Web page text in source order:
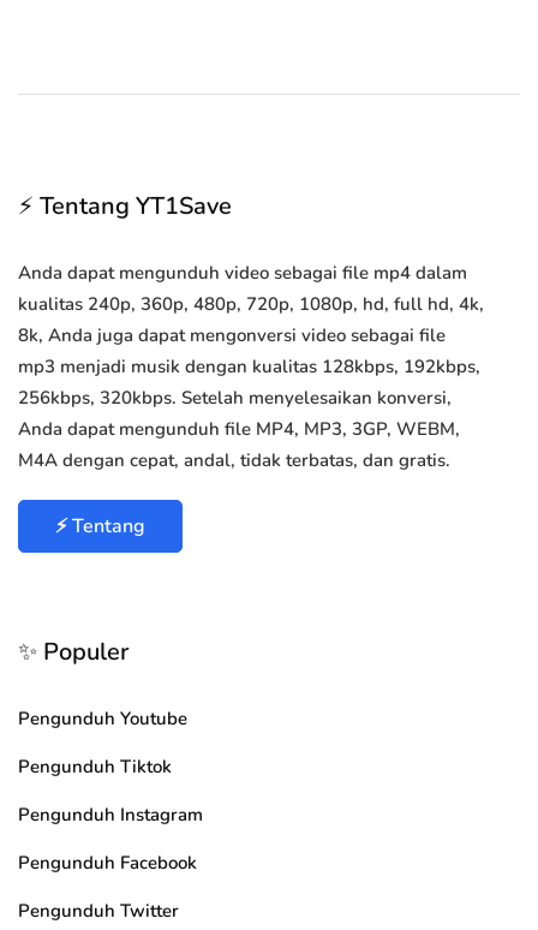
⚡ Tentang YT1Save
Anda dapat mengunduh video sebagai file mp4 dalam
kualitas 240p, 360p, 480p, 720p, 1080p, hd, full hd, 4k,
8k, Anda juga dapat mengonversi video sebagai file
mp3 menjadi musik dengan kualitas 128kbps, 192kbps,
256kbps, 320kbps. Setelah menyelesaikan konversi,
Anda dapat mengunduh file MP4, MP3, 3GP, WEBM,
M4A dengan cepat, andal, tidak terbatas, dan gratis.
⚡ Tentang
✨ Populer
Pengunduh Youtube
Pengunduh Tiktok
Pengunduh Instagram
Pengunduh Facebook
Pengunduh Twitter